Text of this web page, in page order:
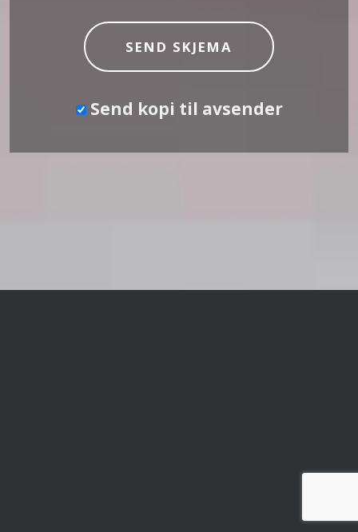
Send kopi til avsender